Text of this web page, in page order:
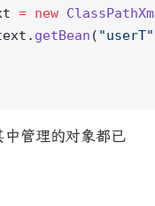
= new
getBean ( "userT"
管理的对象都已